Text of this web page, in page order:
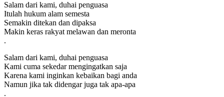
Salam dari kami, duhai penguasa
Itulah hukum alam semesta
Semakin ditekan dan dipaksa
Makin keras rakyat melawan dan meronta
.
Salam dari kami, duhai penguasa
Kami cuma sekedar mengingatkan saja
Karena kami inginkan kebaikan bagi anda
Namun jika tak didengar juga tak apa-apa
.